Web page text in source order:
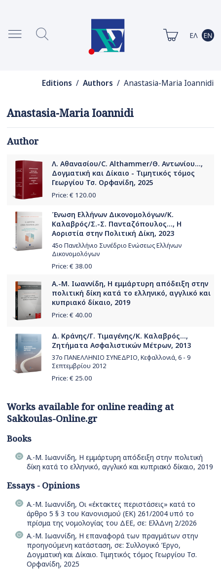
Editions / Authors / Anastasia-Maria Ioannidi
Anastasia-Maria Ioannidi
Author
Λ. Αθανασίου/C. Althammer/Θ. Αντωνίου...,
Δογματική και Δίκαιο - Τιμητικός τόμος
Γεωργίου Τσ. Ορφανίδη, 2025
Price: € 120.00
Ένωση Ελλήνων Δικονομολόγων/Κ.
Καλαβρός/Σ.-Σ. Πανταζόπουλος..., Η
Αοριστία στην Πολιτική Δίκη, 2023
45ο Πανελλήνιο Συνέδριο Ενώσεως Ελλήνων
Δικονομολόγων
Price: € 38.00
Α.-Μ. Ιωαννίδη, Η εμμάρτυρη απόδειξη στην
πολιτική δίκη κατά το ελληνικό, αγγλικό και
κυπριακό δίκαιο, 2019
Price: € 40.00
Δ. Κράνης/Γ. Τιμαγένης/Κ. Καλαβρός...,
Ζητήματα Ασφαλιστικών Μέτρων, 2013
37ο ΠΑΝΕΛΛΗΝΙΟ ΣΥΝΕΔΡΙΟ, Κεφαλλονιά, 6 - 9
Σεπτεμβρίου 2012
Price: € 25.00
Works available for online reading at
Sakkoulas-Online.gr
Books
Α.-Μ. Ιωαννίδη, Η εμμάρτυρη απόδειξη στην πολιτική
δίκη κατά το ελληνικό, αγγλικό και κυπριακό δίκαιο, 2019
Essays - Opinions
Α.-Μ. Ιωαννίδη, Οι «έκτακτες περιστάσεις» κατά το
άρθρο 5 § 3 του Κανονισμού (ΕΚ) 261/2004 υπό το
πρίσμα της νομολογίας του ΔΕΕ, σε: ΕλλΔνη 2/2026
Α.-Μ. Ιωαννίδη, Η επαναφορά των πραγμάτων στην
προηγούμενη κατάσταση, σε: Συλλογικό Έργο,
Δογματική και Δίκαιο. Τιμητικός τόμος Γεωργίου Τσ.
Ορφανίδη, 2025